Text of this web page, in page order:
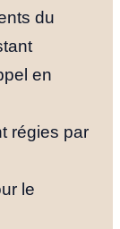
du
en
régies par
le